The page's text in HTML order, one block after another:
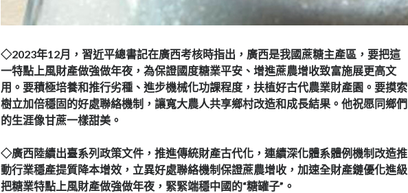
◇2023年12月，習近平總書記在廣西考核時指出，廣西是我國蔗糖主產區，要把這
一特點上風財產做強做年夜，為保證國度糖業平安、增進蔗農增收致富施展更高文
用。要積極培養和推行劣種、進步機械化功課程度，扶植好古代農業財產園。要摸索
樹立加倍穩固的好處聯絡機制，讓寬大農人共享鄉村改造和成長結果。他祝愿同鄉們
的生涯像甘蔗一樣甜美。
◇廣西陸續出臺系列政策文件，推進傳統財產古代化，連續深化體系體例機制改造推
動行業穩產提質降本增效，立異好處聯絡機制保證蔗農增收，加速全財產鏈優化進級
把糖業特點上風財產做強做年夜，緊緊端穩中國的“糖罐子”。